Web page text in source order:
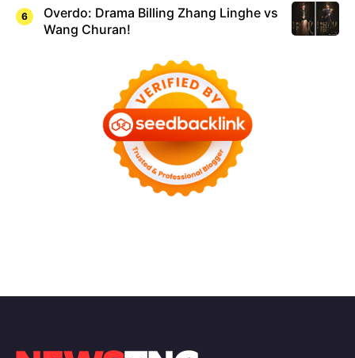
Overdo: Drama Billing Zhang Linghe vs
Wang Churan!